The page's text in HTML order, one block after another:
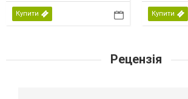
Купити Купити
Рецензія